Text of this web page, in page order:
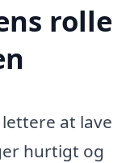
rolle
at lave
hurtigt og